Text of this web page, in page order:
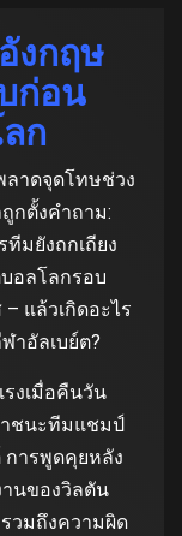
งกฤษ
ก่อน
ก
ลาดจุดโทษช่วง
กตั้งคําถาม:
ทีมยังถกเถียง
อลโลกรอบ
แล้วเกิดอะไร
าอัลเบย์ต?
รงเมื่อคืนวัน
าชนะทีมแชมป์
การพูดคุยหลัง
นของวิลตัน
วมถึงความผิด